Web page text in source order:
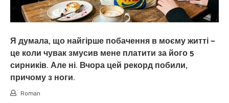
Я думала, що найгірше побачення в моєму житті —
це коли чувак змусив мене платити за його 5
сирників. Але ні. Вчора цей рекорд побили,
причому з ноги.
Roman